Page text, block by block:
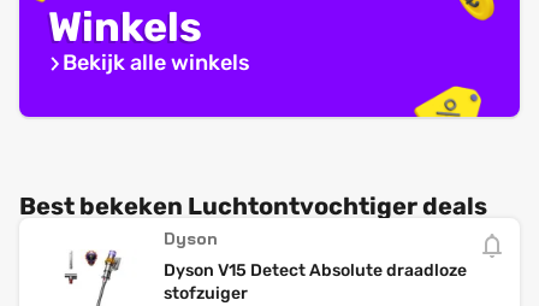
Winkels
Bekijk alle winkels
Best bekeken Luchtontvochtiger deals
Dyson
Dyson V15 Detect Absolute draadloze
stofzuiger